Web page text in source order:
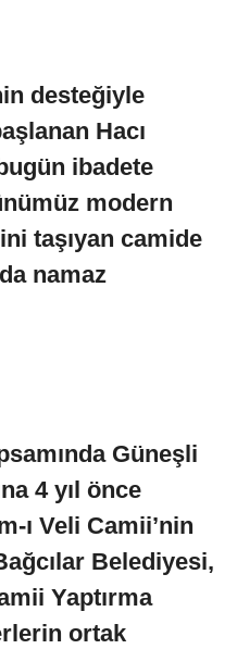
desteğiyle
Hacı
ibadete
modern
taşıyan camide
namaz
Güneşli
4 yıl önce
ı Veli Camii’nin
Belediyesi,
Yaptırma
ortak